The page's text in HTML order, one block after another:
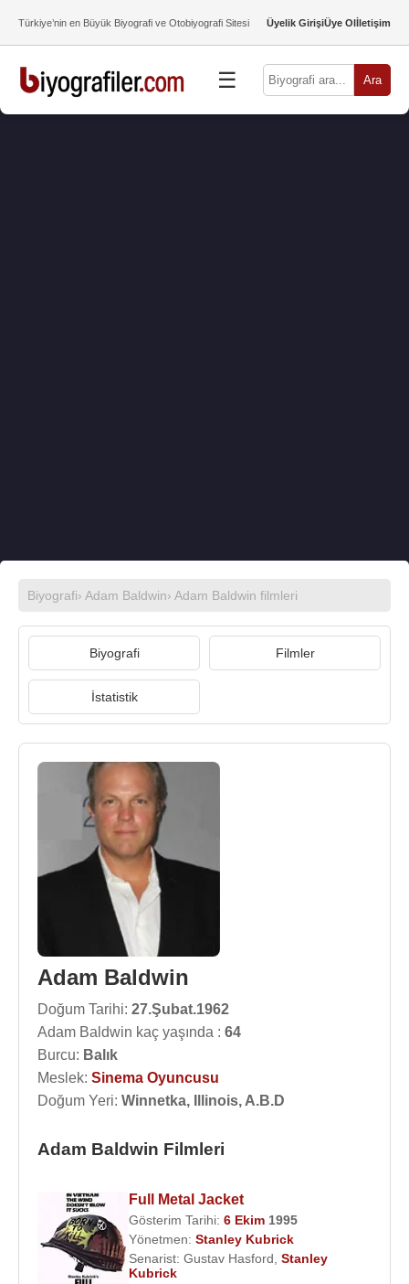
Türkiye’nin en Büyük Biyografi ve Otobiyografi Sitesi Üyelik GirişiÜye Olİletişim
☰ Ara
Biyografi› Adam Baldwin› Adam Baldwin filmleri
Biyografi Filmler
İstatistik
Adam Baldwin
Doğum Tarihi: 27.Şubat.1962
Adam Baldwin kaç yaşında : 64
Burcu: Balık
Meslek: Sinema Oyuncusu
Doğum Yeri: Winnetka, Illinois, A.B.D
Adam Baldwin Filmleri
Full Metal Jacket
Gösterim Tarihi: 6 Ekim 1995
Yönetmen: Stanley Kubrick
Senarist: Gustav Hasford Stanley
Kubrick